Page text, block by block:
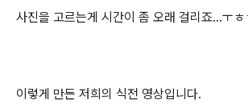
사진을 고르는게 시간이 좀 오래 걸리죠...ㅜㅎ
이렇게 만든 저희의 식전 영상입니다.